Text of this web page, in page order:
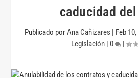
caducidad
Publicado porAna Cañizares | Feb
Legislación | 0 |